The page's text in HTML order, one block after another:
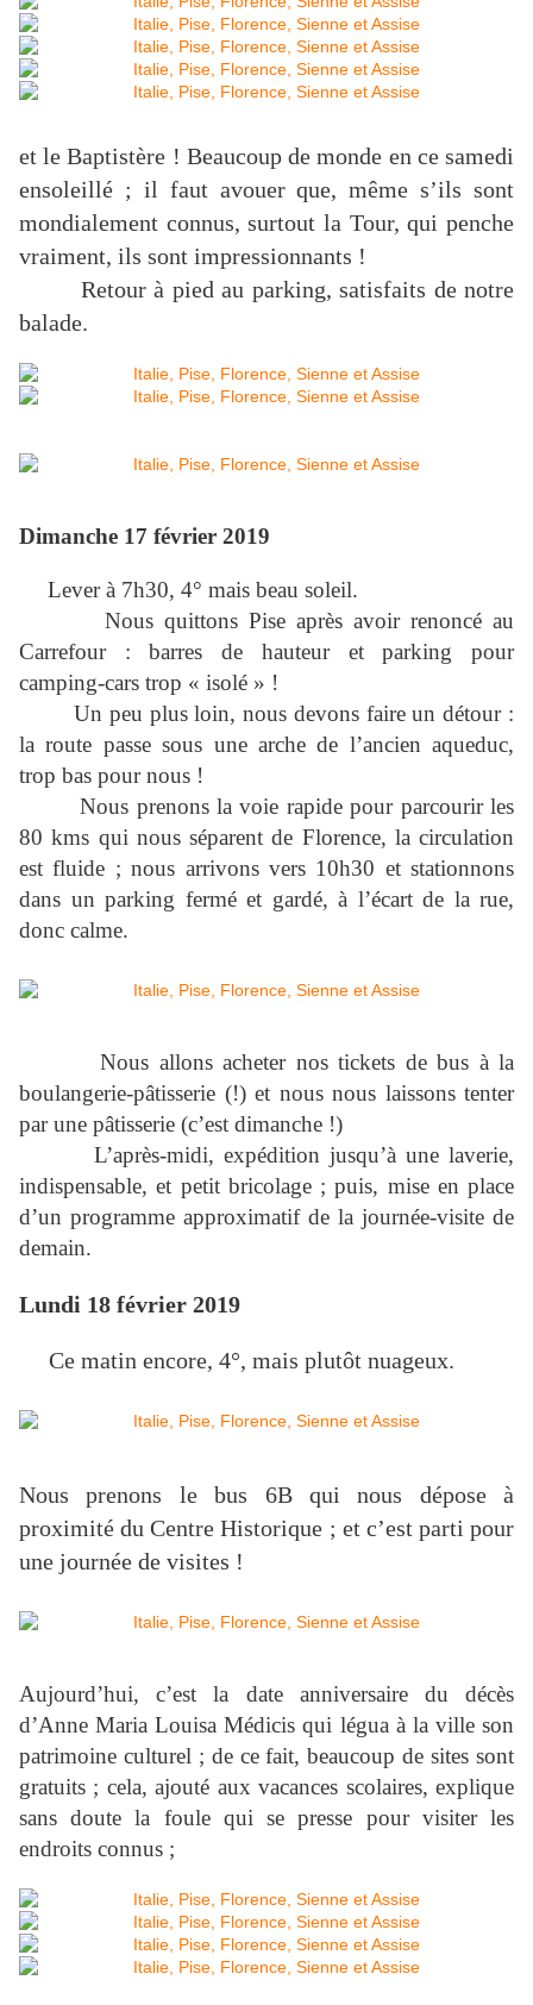
et le Baptistère ! Beaucoup de monde en ce samedi
ensoleillé ; il faut avouer que, même s’ils sont
mondialement connus, surtout la Tour, qui penche
vraiment, ils sont impressionnants !
Retour à pied au parking, satisfaits de notre
balade.
Dimanche 17 février 2019
Lever à 7h30, 4° mais beau soleil.
Nous quittons Pise après avoir renoncé au
Carrefour : barres de hauteur et parking pour
camping-cars trop « isolé » !
Un peu plus loin, nous devons faire un détour :
la route passe sous une arche de l’ancien aqueduc,
trop bas pour nous !
Nous prenons la voie rapide pour parcourir les
80 kms qui nous séparent de Florence, la circulation
est fluide ; nous arrivons vers 10h30 et stationnons
dans un parking fermé et gardé, à l’écart de la rue,
donc calme.
Nous allons acheter nos tickets de bus à la
boulangerie-pâtisserie (!) et nous nous laissons tenter
par une pâtisserie (c’est dimanche !)
L’après-midi, expédition jusqu’à une laverie,
indispensable, et petit bricolage ; puis, mise en place
d’un programme approximatif de la journée-visite de
demain.
Lundi 18 février 2019
Ce matin encore, 4°, mais plutôt nuageux.
Nous prenons le bus 6B qui nous dépose à
proximité du Centre Historique ; et c’est parti pour
une journée de visites !
Aujourd’hui, c’est la date anniversaire du décès
d’Anne Maria Louisa Médicis qui légua à la ville son
patrimoine culturel ; de ce fait, beaucoup de sites sont
gratuits ; cela, ajouté aux vacances scolaires, explique
sans doute la foule qui se presse pour visiter les
endroits connus ;